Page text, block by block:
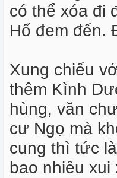
có thể xóa đi
Hổ đem đến.
Xung chiếu
thêm Kình
hùng, văn
cư Ngọ mà
cung thì tức
bao nhiêu xui